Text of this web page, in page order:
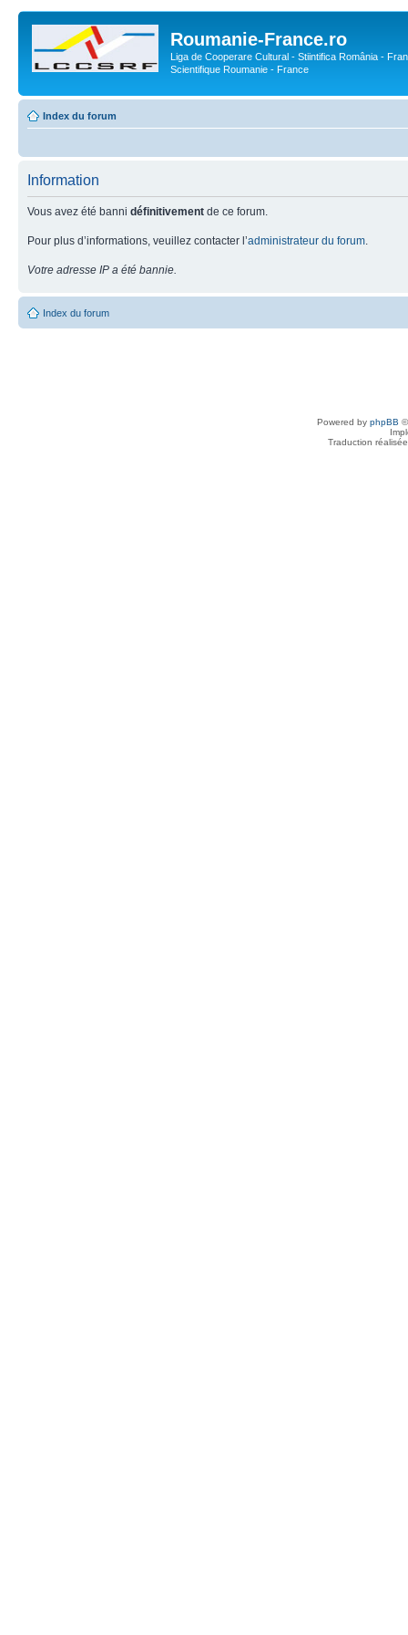
Roumanie-France.ro
Liga de Cooperare Cultural - Stiintifica România -
Scientifique Roumanie - France
Index du forum
Information
Vous avez été banni définitivement de ce forum.
Pour plus d’informations, veuillez contacter l’administrateur du forum
Votre adresse IP a été bannie.
Index du forum
Powered by phpBB
Traduction